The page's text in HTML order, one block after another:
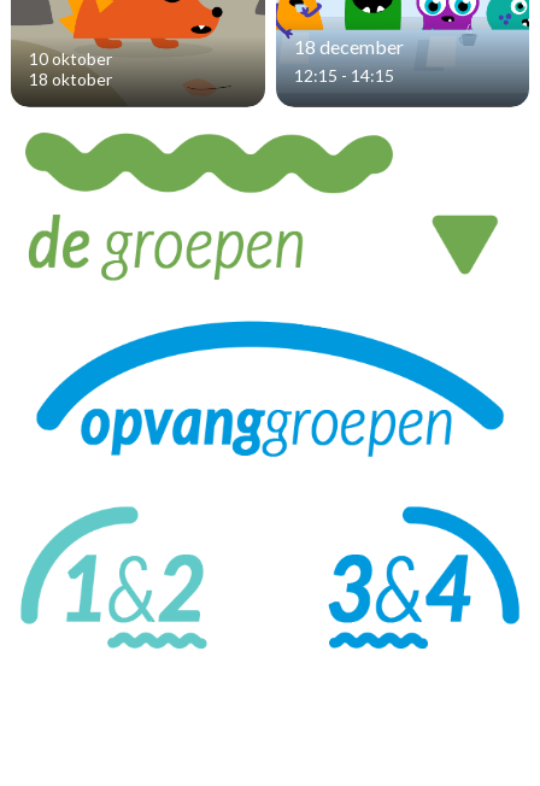
10 oktober
18 oktober
18 december
12:15 - 14:15